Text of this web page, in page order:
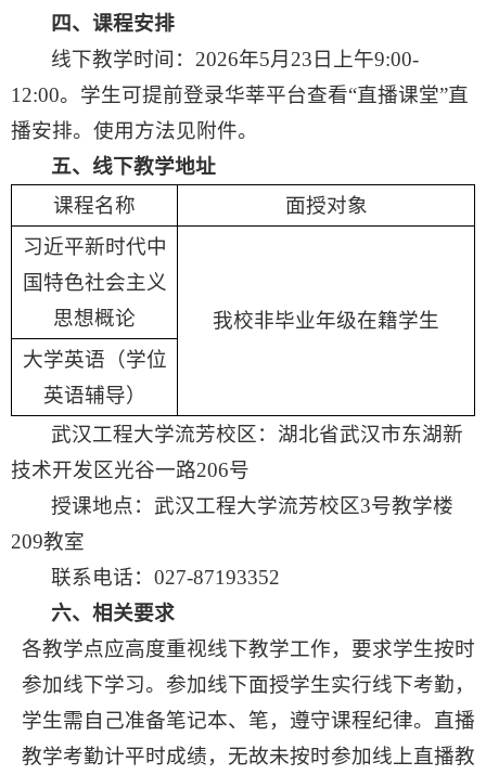
四、课程安排
线下教学时间：2026年5月23日上午9:00-
12:00。学生可提前登录华莘平台查看“直播课堂”直
播安排。使用方法见附件。
五、线下教学地址
课程名称
面授对象
习近平新时代中
国特色社会主义
思想概论
我校非毕业年级在籍学生
大学英语（学位
英语辅导）
武汉工程大学流芳校区：湖北省武汉市东湖新
技术开发区光谷一路206号
授课地点：武汉工程大学流芳校区3号教学楼
209教室
联系电话：027-87193352
六、相关要求
各教学点应高度重视线下教学工作，要求学生按时
参加线下学习。参加线下面授学生实行线下考勤，
学生需自己准备笔记本、笔，遵守课程纪律。直播
教学考勤计平时成绩，无故未按时参加线上直播教